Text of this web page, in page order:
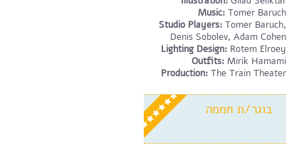
​Music: Tomer Baruch
Studio Players: Tomer Baruch,
Denis Sobolev, Adam Cohen
Lighting Design: Rotem Elroey
Outfits​: Mirik Hamami
Production: The Train Theater​
בוגר/ת חממה